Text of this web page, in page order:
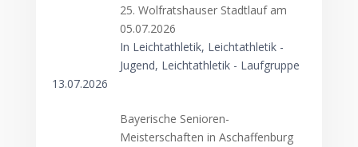
25. Wolfratshauser Stadtlauf am
05.07.2026
In Leichtathletik, Leichtathletik -
Jugend, Leichtathletik - Laufgruppe
13.07.2026
Bayerische Senioren-
Meisterschaften in Aschaffenburg